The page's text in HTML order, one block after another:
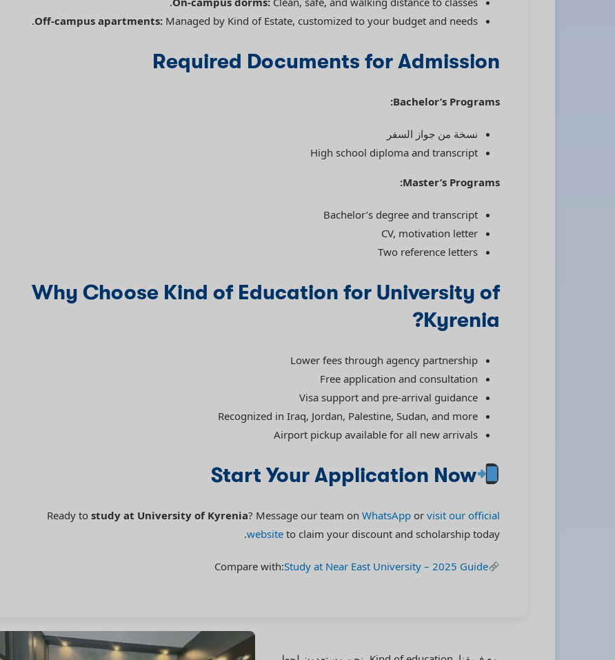
Off-campus apartments: Managed by Kind of Estate, customized to your budget and needs.
Required Documents for Admission
Bachelor’s Programs:
نسخة من جواز السفر
High school diploma and transcript
Master’s Programs:
Bachelor’s degree and transcript
CV, motivation letter
Two reference letters
Why Choose Kind of Education for University of
Kyrenia?
Lower fees through agency partnership
Free application and consultation
Visa support and pre-arrival guidance
Recognized in Iraq, Jordan, Palestine, Sudan, and more
Airport pickup available for all new arrivals
Start Your Application Now
Ready to study at University of Kyrenia? Message our team on WhatsApp or visit our official
website to claim your discount and scholarship today.
Compare with:Study at Near East University – 2025 Guide